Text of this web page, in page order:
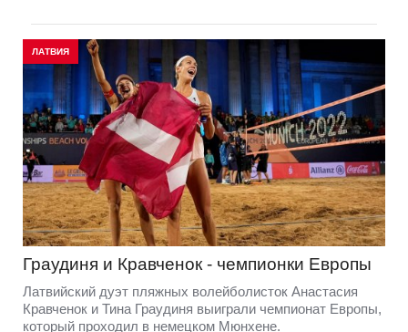
ЛАТВИЯ
Граудиня и Кравченок - чемпионки Европы
Латвийский дуэт пляжных волейболисток Анастасия
Кравченок и Тина Граудиня выиграли чемпионат Европы,
который проходил в немецком Мюнхене.